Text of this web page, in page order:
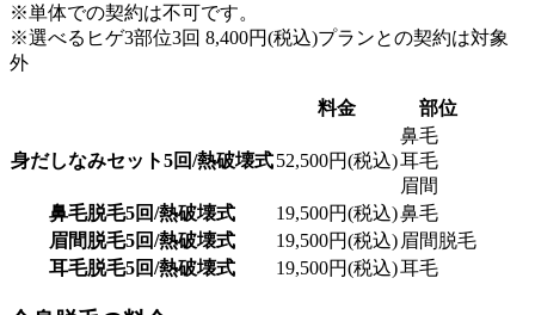
※単体での契約は不可です。
※選べるヒゲ3部位3回 8,400円(税込)プランとの契約は対象
外
料金 部位
身だしなみセット5回/熱破壊式52,500円(税込)
鼻毛
耳毛
眉間
鼻毛脱毛5回/熱破壊式
19,500円(税込)鼻毛
眉間脱毛5回/熱破壊式
19,500円(税込) 眉間脱毛
耳毛脱毛5回/熱破壊式
19,500円(税込)耳毛